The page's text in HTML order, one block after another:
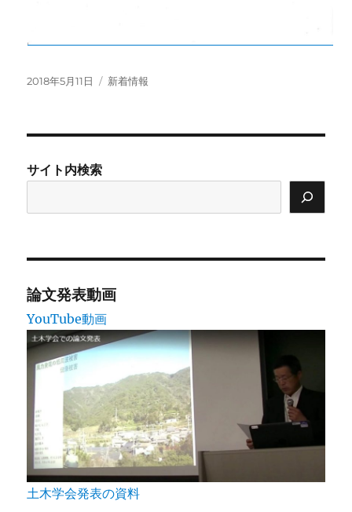
投
2018年5月11日
カ
新着情報
サイト内検索
論文発表動画
YouTube動画
土木学会発表の資料